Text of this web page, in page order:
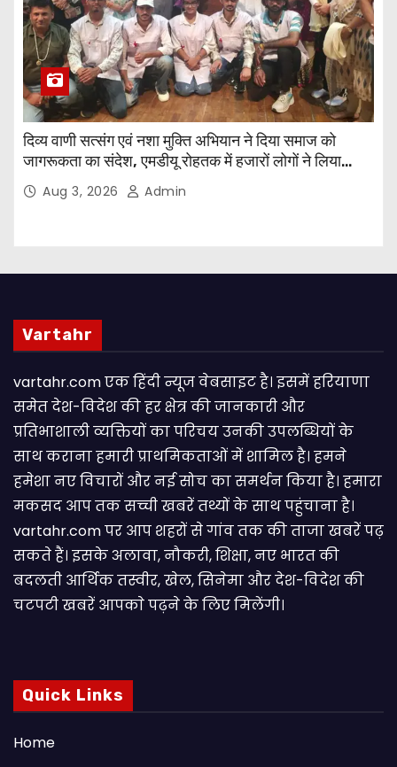
दिव्य वाणी सत्संग एवं नशा मुक्ति अभियान ने दिया समाज को
जागरूकता का संदेश, एमडीयू रोहतक में हजारों लोगों ने लिया
संकल्पAug 3, 2026 Admin
Vartahr
vartahr.com एक हिंदी न्यूज वेबसाइट है। इसमें हरियाणा
समेत देश-विदेश की हर क्षेत्र की जानकारी और
प्रतिभाशाली व्यक्तियों का परिचय उनकी उपलब्धियों के
साथ कराना हमारी प्राथमिकताओं में शामिल है। हमने
हमेशा नए विचारों और नई सोच का समर्थन किया है। हमारा
मकसद आप तक सच्ची खबरें तथ्यों के साथ पहुंचाना है।
vartahr.com पर आप शहरों से गांव तक की ताजा खबरें पढ़
सकते हैं। इसके अलावा, नौकरी, शिक्षा, नए भारत की
बदलती आर्थिक तस्वीर, खेल, सिनेमा और देश-विदेश की
चटपटी खबरें आपकाे पढ़ने के लिए मिलेंगी।
Quick Links
Home